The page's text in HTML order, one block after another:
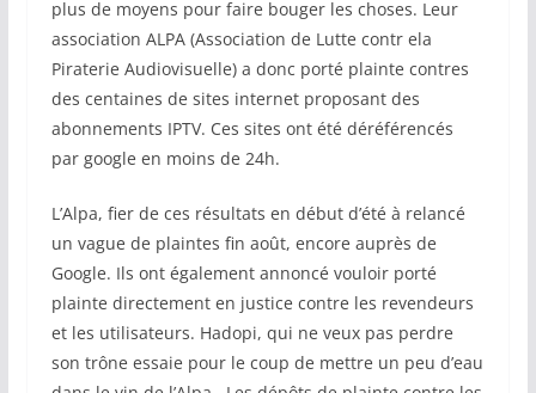
plus de moyens pour faire bouger les choses. Leur
association ALPA (Association de Lutte contr ela
Piraterie Audiovisuelle) a donc porté plainte contres
des centaines de sites internet proposant des
abonnements IPTV. Ces sites ont été déréférencés
par google en moins de 24h.
L’Alpa, fier de ces résultats en début d’été à relancé
un vague de plaintes fin août, encore auprès de
Google. Ils ont également annoncé vouloir porté
plainte directement en justice contre les revendeurs
et les utilisateurs. Hadopi, qui ne veux pas perdre
son trône essaie pour le coup de mettre un peu d’eau